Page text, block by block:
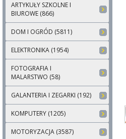
ARTYKUŁY SZKOLNE I
BIUROWE (866)
DOM I OGRÓD (5811)
ELEKTRONIKA (1954)
FOTOGRAFIA I
MALARSTWO (58)
GALANTERIA I ZEGARKI (192)
KOMPUTERY (1205)
MOTORYZACJA (3587)